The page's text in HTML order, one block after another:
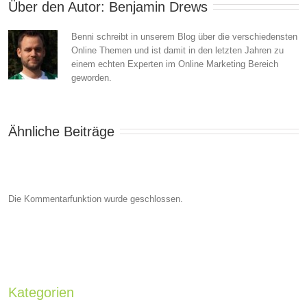
Über den Autor: Benjamin Drews
Benni schreibt in unserem Blog über die verschiedensten
Online Themen und ist damit in den letzten Jahren zu
einem echten Experten im Online Marketing Bereich
geworden.
Ähnliche Beiträge
Die Kommentarfunktion wurde geschlossen.
Kategorien